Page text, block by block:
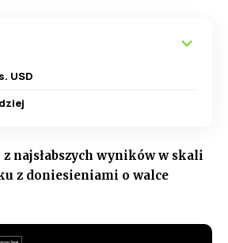
USD
z najsłabszych wyników w skali
z doniesieniami o walce